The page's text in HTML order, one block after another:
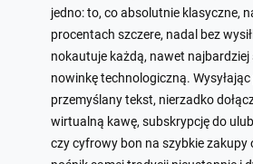
jedno: to, co absolutnie klasyczne,
procentach szczere, nadal bez
nokautuje każdą, nawet
nowinkę technologiczną. Wysyłając
przemyślany tekst, nierzadko
wirtualną kawę, subskrypcję do
czy cyfrowy bon na szybkie zakupy